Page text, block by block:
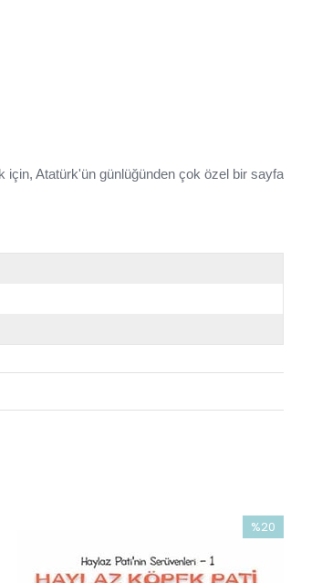
için, Atatürk'ün günlüğünden çok özel bir sayfa
%20
%20İndirim